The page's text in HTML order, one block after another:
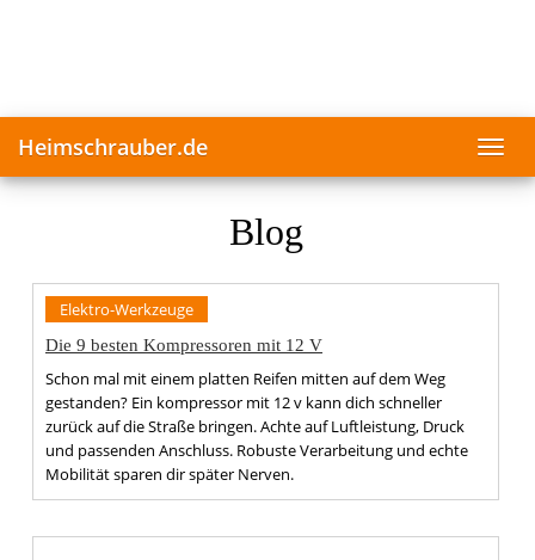
Heimschrauber.de
Blog
Elektro-Werkzeuge
Die 9 besten Kompressoren mit 12 V
Schon mal mit einem platten Reifen mitten auf dem Weg
gestanden? Ein kompressor mit 12 v kann dich schneller
zurück auf die Straße bringen. Achte auf Luftleistung, Druck
und passenden Anschluss. Robuste Verarbeitung und echte
Mobilität sparen dir später Nerven.